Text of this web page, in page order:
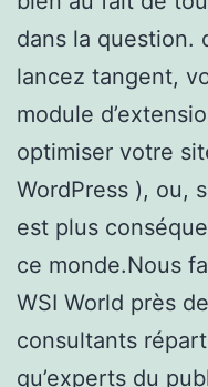
dans la question.
lancez tangent,
module
optimiser votre
WordPress ), ou,
est plus
ce monde.Nous
WSI World près
consultants
qu’experts du